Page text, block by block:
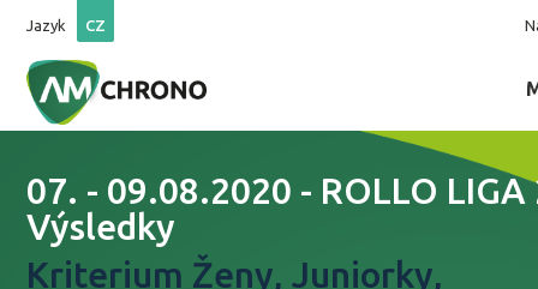
Jazyk CZ
07. - 09.08.2020 - ROLLO LIGA
Výsledky
Kriterium Ženy, Juniorky,